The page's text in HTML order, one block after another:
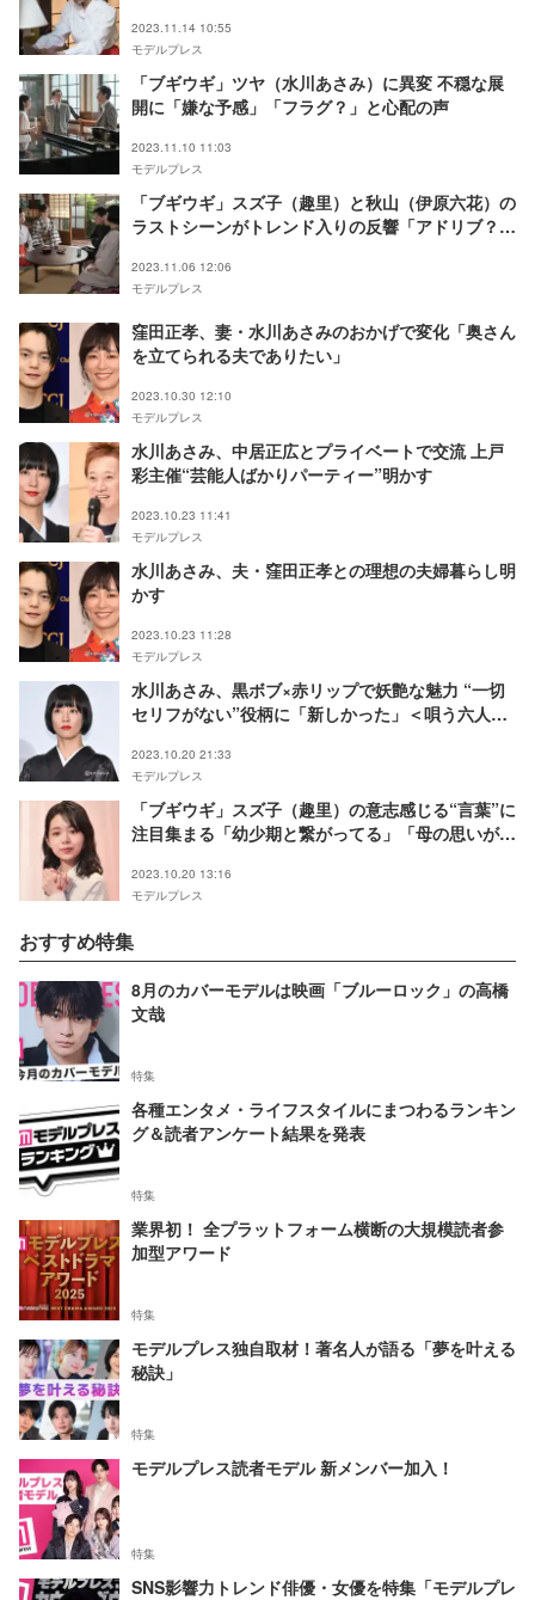
2023.11.14 10:55
モデルプレス
「ブギウギ」ツヤ（水川あさみ）に異変 不穏な展
開に「嫌な予感」「フラグ？」と心配の声
2023.11.10 11:03
モデルプレス
「ブギウギ」スズ子（趣里）と秋山（伊原六花）の
ラストシーンがトレンド入りの反響「アドリブ？」
2023.11.06 12:06
モデルプレス
窪田正孝、妻・水川あさみのおかげで変化「奥さん
を立てられる夫でありたい」
2023.10.30 12:10
モデルプレス
水川あさみ、中居正広とプライベートで交流 上戸
彩主催“芸能人ばかりパーティー”明かす
2023.10.23 11:41
モデルプレス
水川あさみ、夫・窪田正孝との理想の夫婦暮らし明
かす
2023.10.23 11:28
モデルプレス
水川あさみ、黒ボブ×赤リップで妖艶な魅力 “一切
セリフがない”役柄に「新しかった」＜唄う六人の
2023.10.20 21:33
モデルプレス
「ブギウギ」スズ子（趣里）の意志感じる“言葉”に
注目集まる「幼少期と繋がってる」「母の思いが届
2023.10.20 13:16
モデルプレス
おすすめ特集
8月のカバーモデルは映画「ブルーロック」の高橋
文哉
特集
各種エンタメ・ライフスタイルにまつわるランキン
グ＆読者アンケート結果を発表
特集
業界初！ 全プラットフォーム横断の大規模読者参
加型アワード
特集
モデルプレス独自取材！著名人が語る「夢を叶える
秘訣」
特集
モデルプレス読者モデル 新メンバー加入！
特集
SNS影響力トレンド俳優・女優を特集「モデルプレ